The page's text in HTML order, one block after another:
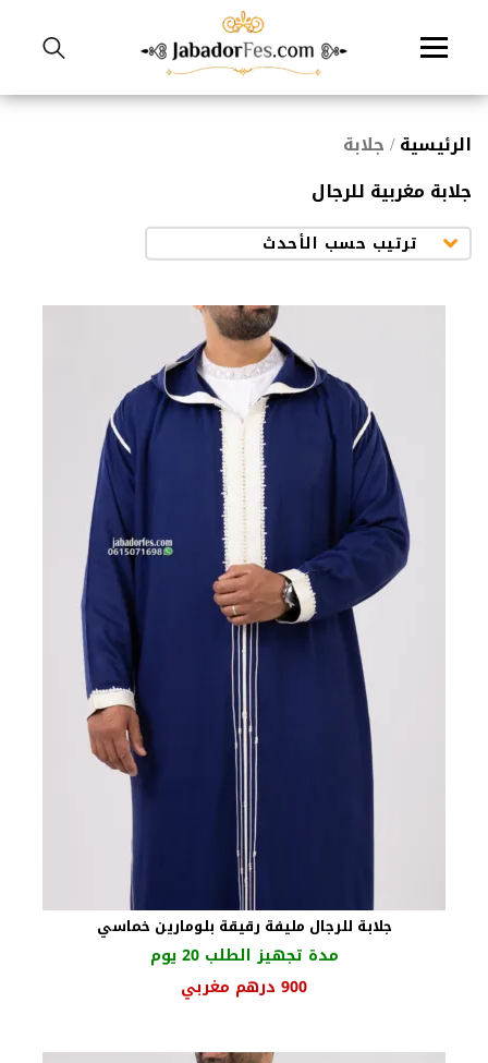
انتقل
إلى
الرئيسية/ جلابة
جلابة مغربية للرجال
جلابة للرجال مليفة رقيقة بلومارين خماسي
مدة تجهيز الطلب 20 يوم
900 درهم مغربي